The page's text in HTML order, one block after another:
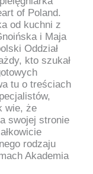
of Poland.
od kuchni z
i Maja
Oddział
kto szukał
tu o treściach
wie, że
swojej stronie
rodzaju
Akademia